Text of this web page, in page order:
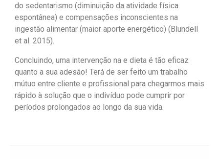
do sedentarismo (diminuição da atividade física
espontânea) e compensações inconscientes na
ingestão alimentar (maior aporte energético) (Blundell
et al. 2015).
Concluindo, uma intervenção na e dieta é tão eficaz
quanto a sua adesão! Terá de ser feito um trabalho
mútuo entre cliente e profissional para chegarmos mais
rápido à solução que o indivíduo pode cumprir por
períodos prolongados ao longo da sua vida.